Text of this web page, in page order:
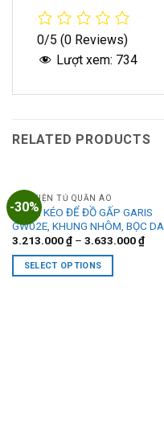
0/5 (0 Reviews)
Lượt xem: 734
RELATED PRODUCTS
-30%
PHỤ KIỆN TỦ QUẦN ÁO
NGĂN KÉO ĐỂ ĐỒ GẤP GARIS
GW02E, KHUNG NHÔM, BỌC DA
3.213.000₫– 3.633.000₫
SELECT OPTIONS